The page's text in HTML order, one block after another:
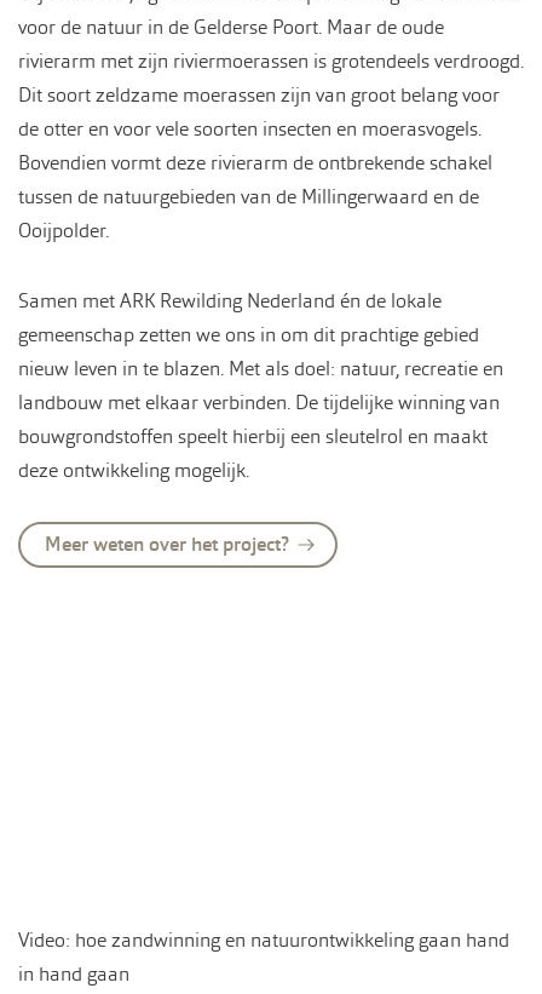
voor de natuur in de Gelderse Poort. Maar de oude
rivierarm met zijn riviermoerassen is grotendeels verdroogd.
Dit soort zeldzame moerassen zijn van groot belang voor
de otter en voor vele soorten insecten en moerasvogels.
Bovendien vormt deze rivierarm de ontbrekende schakel
tussen de natuurgebieden van de Millingerwaard en de
Ooijpolder.
Samen met ARK Rewilding Nederland én de lokale
gemeenschap zetten we ons in om dit prachtige gebied
nieuw leven in te blazen. Met als doel: natuur, recreatie en
landbouw met elkaar verbinden. De tijdelijke winning van
bouwgrondstoffen speelt hierbij een sleutelrol en maakt
deze ontwikkeling mogelijk.
Meer weten over het project?
Video: hoe zandwinning en natuurontwikkeling gaan hand
in hand gaan